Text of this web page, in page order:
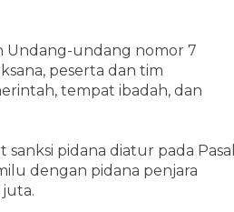
Undang-undang nomor 7
peserta dan tim
tempat ibadah, dan
pidana diatur pada Pasal
dengan pidana penjara